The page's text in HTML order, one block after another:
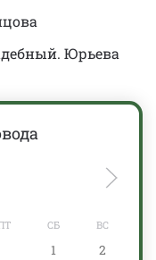
Юрьева
СБ ВС
1
2